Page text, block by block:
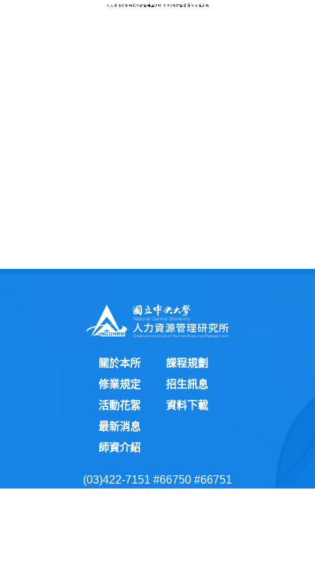
關於本所
修業規定
活動花絮
最新消息
師資介紹
課程規劃
招生訊息
資料下載
(03)422-7151 #66750 #66751